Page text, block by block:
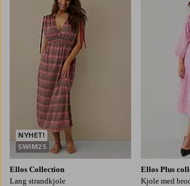
Ellos Collection
Lang strandkjole
NYHET!
SWIM25
Ellos Plus
Kjole med